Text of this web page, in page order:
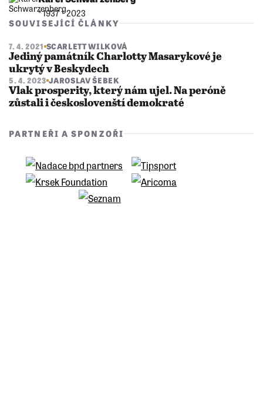
* 1937 †︎ 2023
SOUVISEJÍCÍ ČLÁNKY
7. 4. 2021 SCARLETT WILKOVÁ
Jediný památník Charlotty Masarykové je
ukrytý v Beskydech
5. 4. 2023 JAROSLAV ŠEBEK
Vlak prosperity, který nám ujel. Na peróně
zůstali i českoslovenští demokraté
PARTNEŘI A SPONZOŘI